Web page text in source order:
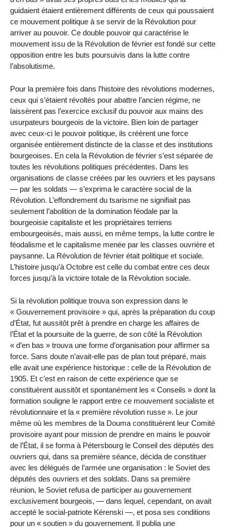
guidaient étaient entièrement différents de ceux qui poussaient
ce mouvement politique à se servir de la Révolution pour
arriver au pouvoir. Ce double pouvoir qui caractérise le
mouvement issu de la Révolution de février est fondé sur cette
opposition entre les buts poursuivis dans la lutte contre
l’absolutisme.
Pour la première fois dans l’histoire des révolutions modernes,
ceux qui s’étaient révoltés pour abattre l’ancien régime, ne
laissèrent pas l’exercice exclusif du pouvoir aux mains des
usurpateurs bourgeois de la victoire. Bien loin de partager
avec ceux-ci le pouvoir politique, ils créèrent une force
organisée entièrement distincte de la classe et des institutions
bourgeoises. En cela la Révolution de février s’est séparée de
toutes les révolutions politiques précédentes. Dans les
organisations de classe créées par les ouvriers et les paysans
— par les soldats — s’exprima le caractère social de la
Révolution. L’effondrement du tsarisme ne signifiait pas
seulement l’abolition de la domination féodale par la
bourgeoisie capitaliste et les propriétaires terriens
embourgeoisés, mais aussi, en même temps, la lutte contre le
féodalisme et le capitalisme menée par les classes ouvrière et
paysanne. La Révolution de février était politique et sociale.
L’histoire jusqu’à Octobre est celle du combat entre ces deux
forces jusqu’à la victoire totale de la Révolution sociale.
Si la révolution politique trouva son expression dans le
« Gouvernement provisoire » qui, après la préparation du coup
d’État, fut aussitôt prêt à prendre en charge les affaires de
l’État et la poursuite de la guerre, de son côté la Révolution
« d’en bas » trouva une forme d’organisation pour affirmer sa
force. Sans doute n’avait-elle pas de plan tout préparé, mais
elle avait une expérience historique : celle de la Révolution de
1905. Et c’est en raison de cette expérience que se
constituèrent aussitôt et spontanément les « Conseils » dont la
formation souligne le rapport entre ce mouvement socialiste et
révolutionnaire et la « première révolution russe ». Le jour
même où les membres de la Douma constituèrent leur Comité
provisoire ayant pour mission de prendre en mains le pouvoir
de l’État, il se forma à Pétersbourg le Conseil des députés des
ouvriers qui, dans sa première séance, décida de constituer
avec les délégués de l’armée une organisation : le Soviet des
députés des ouvriers et des soldats. Dans sa première
réunion, le Soviet refusa de participer au gouvernement
exclusivement bourgeois, — dans lequel, cependant, on avait
accepté le social-patriote Kérenski —, et posa ses conditions
pour un « soutien » du gouvernement. Il publia une